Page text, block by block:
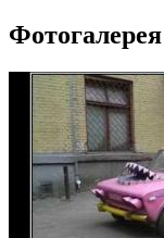
Фотогалерея